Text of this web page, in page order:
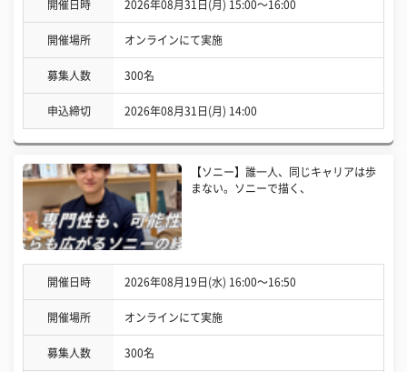
開催日時 2026年08月31日(月) 15:00〜16:00
開催場所 オンラインにて実施
募集人数 300名
申込締切 2026年08月31日(月) 14:00
【ソニー】誰一人、同じキャリアは歩
まない。ソニーで描く、
開催日時 2026年08月19日(水) 16:00〜16:50
開催場所 オンラインにて実施
募集人数 300名